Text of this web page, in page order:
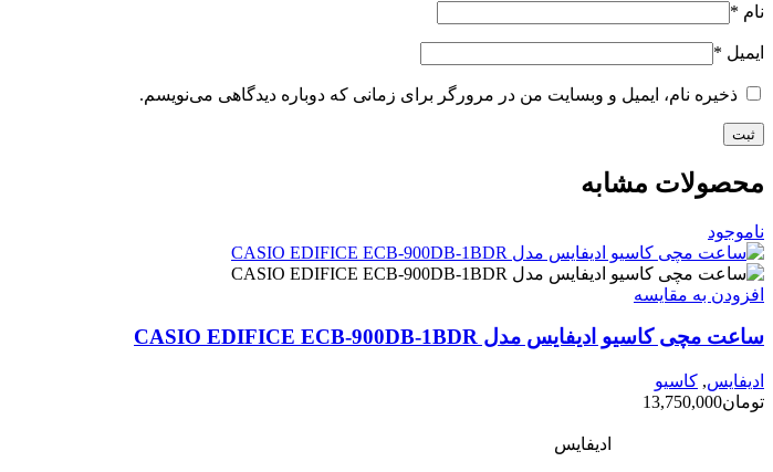
نام *
ایمیل *
ذخیره نام، ایمیل و وبسایت من در مرورگر برای زمانی که دوباره دیدگاهی می‌نویسم.
محصولات مشابه
ناموجود
افزودن به مقایسه
ساعت مچی کاسیو ادیفایس مدل CASIO EDIFICE ECB-900DB-1BDR
ادیفایس, کاسیو
تومان13,750,000
ادیفایس